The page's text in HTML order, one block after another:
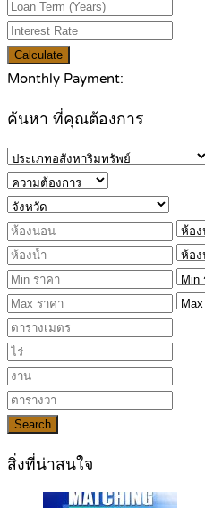
Calculate
Monthly Payment:
ค้นหา ที่คุณต้องการ
Search
สิ่งที่น่าสนใจ